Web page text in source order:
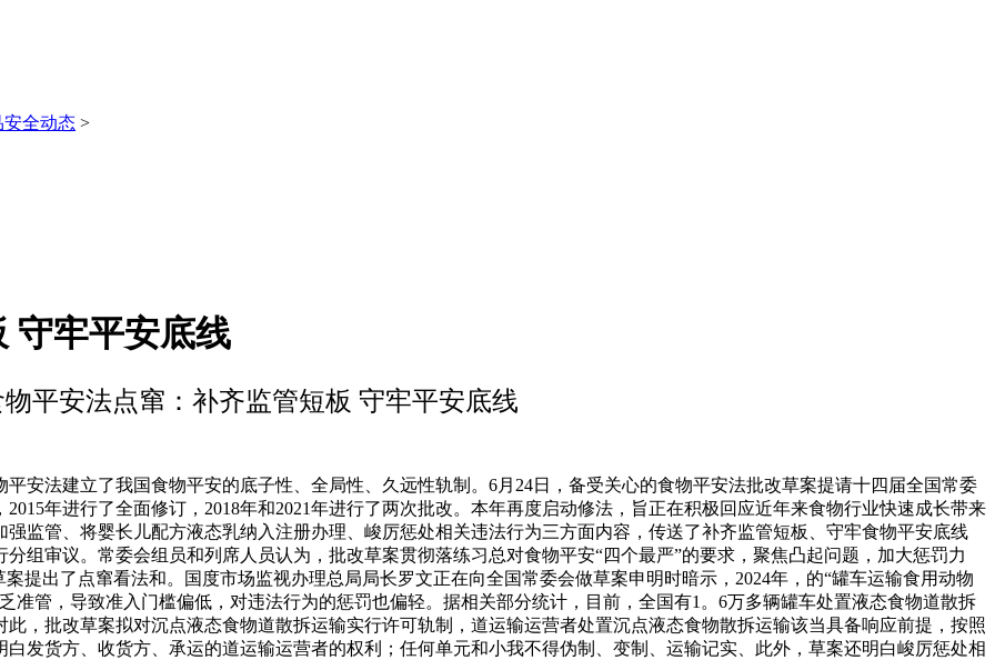
安全动态 >
守牢平安底线
物平安法点窜：补齐监管短板 守牢平安底线
法建立了我国食物平安的底子性、全局性、久远性轨制。6月24日，备受关心的食物平安法批改草案提请十四届全国常委
年进行了全面修订，2018年和2021年进行了两次批改。本年再度启动修法，旨正在积极回应近年来食物行业快速成长带来
监管、将婴长儿配方液态乳纳入注册办理、峻厉惩处相关违法行为三方面内容，传送了补齐监管短板、守牢食物平安底线
组审议。常委会组员和列席人员认为，批改草案贯彻落练习总对食物平安“四个最严”的要求，聚焦凸起问题，加大惩罚力
提出了点窜看法和。国度市场监视办理总局局长罗文正在向全国常委会做草案申明时暗示，2024年，的“罐车运输食用动物
准管，导致准入门槛偏低，对违法行为的惩罚也偏轻。据相关部分统计，目前，全国有1。6万多辆罐车处置液态食物道散拆
，批改草案拟对沉点液态食物道散拆运输实行许可轨制，道运输运营者处置沉点液态食物散拆运输该当具备响应前提，按照
发货方、收货方、承运的道运输运营者的权利；任何单元和小我不得伪制、变制、运输记实、此外，草案还明白峻厉惩处相